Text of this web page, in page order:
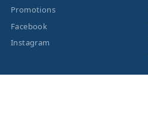
Promotions
Facebook
Instagram